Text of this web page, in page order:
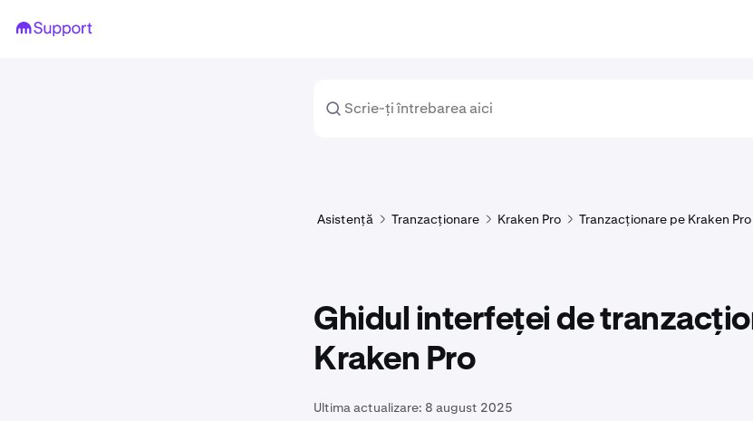
Asistență Tranzacționare Kraken Pro Tranzacționare pe Kraken Pro
Ghidul interfeței de
Kraken Pro
Ultima actualizare: 8 august 2025